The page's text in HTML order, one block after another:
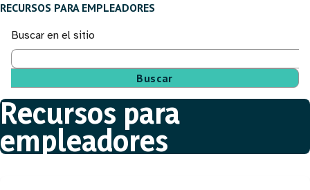
RECURSOS PARA EMPLEADORES
Buscar en el sitio
Ruta
de
Recursos para
empleadores